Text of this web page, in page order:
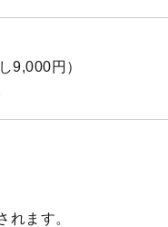
9,000円）
ます。